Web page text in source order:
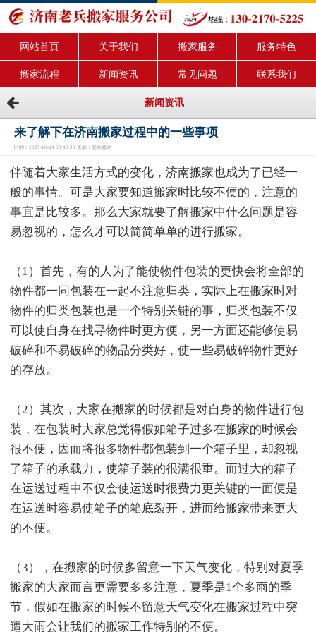
网站首页 关于我们 搬家服务 服务特色
搬家流程 新闻资讯 常见问题 联系我们
新闻资讯
来了解下在济南搬家过程中的一些事项
时间：2025-10-24 08:48:39 来源：老兵搬家
伴随着大家生活方式的变化，济南搬家也成为了已经一
般的事情。可是大家要知道搬家时比较不便的，注意的
事宜是比较多。那么大家就要了解搬家中什么问题是容
易忽视的，怎么才可以简简单单的进行搬家。
（1）首先，有的人为了能使物件包装的更快会将全部的
物件都一同包装在一起不注意归类，实际上在搬家时对
物件的归类包装也是一个特别关键的事，归类包装不仅
可以使自身在找寻物件时更方便，另一方面还能够使易
破碎和不易破碎的物品分类好，使一些易破碎物件更好
的存放。
（2）其次，大家在搬家的时候都是对自身的物件进行包
装，在包装时大家总觉得假如箱子过多在搬家的时候会
很不便，因而将很多物件都包装到一个箱子里，却忽视
了箱子的承载力，使箱子装的很满很重。而过大的箱子
在运送过程中不仅会使运送时很费力更关键的一面便是
在运送时容易使箱子的箱底裂开，进而给搬家带来更大
的不便。
（3），在搬家的时候多留意一下天气变化，特别对夏季
搬家的大家而言更需要多多注意，夏季是1个多雨的季
节，假如在搬家的时候不留意天气变化在搬家过程中突
遭大雨会让我们的搬家工作特别的不便。